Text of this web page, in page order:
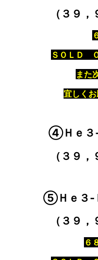
（３９，
ＳＯＬＤ
また
宜しくお
④Ｈｅ３
（３９，
⑤Ｈｅ３‐
（３９，
６